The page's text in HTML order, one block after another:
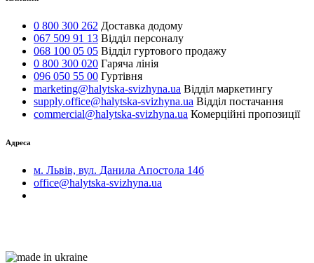
0 800 300 262 Доставка додому
067 509 91 13 Відділ персоналу
068 100 05 05 Відділ гуртового продажу
0 800 300 020 Гаряча лінія
096 050 55 00 Гуртівня
marketing@halytska-svizhyna.ua Відділ маркетингу
supply.office@halytska-svizhyna.ua Відділ постачання
commercial@halytska-svizhyna.ua Комерційні пропозиції
Адреса
м. Львів, вул. Данила Апостола 14б
office@halytska-svizhyna.ua